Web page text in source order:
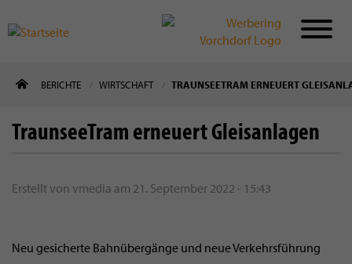
zum
BERICHTE WIRTSCHAFT TRAUNSEETRAM ERNEUERT
TraunseeTram erneuert Gleisanlagen
Erstellt von vmedia am 21. September 2022 - 15:43
Neu gesicherte Bahnübergänge und neue Verkehrsführung